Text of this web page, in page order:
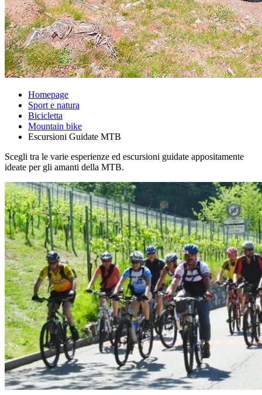
Homepage
Sport e natura
Bicicletta
Mountain bike
Escursioni Guidate MTB
Scegli tra le varie esperienze ed escursioni guidate appositamente
ideate per gli amanti della MTB.